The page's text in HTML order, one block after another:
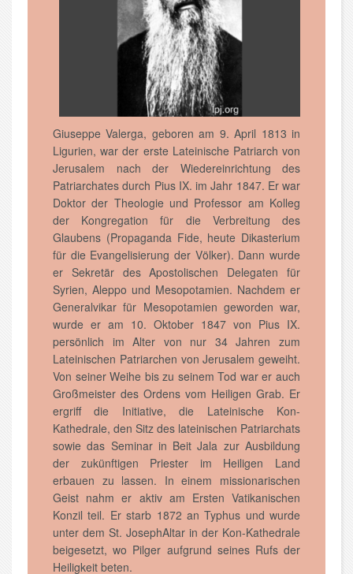
Giuseppe Valerga, geboren am 9. April 1813 in
Ligurien, war der erste Lateinische Patriarch von
Jerusalem nach der Wiedereinrichtung des
Patriarchates durch Pius IX. im Jahr 1847. Er war
Doktor der Theologie und Professor am Kolleg
der Kongregation für die Verbreitung des
Glaubens (Propaganda Fide, heute Dikasterium
für die Evangelisierung der Völker). Dann wurde
er Sekretär des Apostolischen Delegaten für
Syrien, Aleppo und Mesopotamien. Nachdem er
Generalvikar für Mesopotamien geworden war,
wurde er am 10. Oktober 1847 von Pius IX.
persönlich im Alter von nur 34 Jahren zum
Lateinischen Patriarchen von Jerusalem geweiht.
Von seiner Weihe bis zu seinem Tod war er auch
Großmeister des Ordens vom Heiligen Grab. Er
ergriff die Initiative, die Lateinische Kon-
Kathedrale, den Sitz des lateinischen Patriarchats
sowie das Seminar in Beit Jala zur Ausbildung
der zukünftigen Priester im Heiligen Land
erbauen zu lassen. In einem missionarischen
Geist nahm er aktiv am Ersten Vatikanischen
Konzil teil. Er starb 1872 an Typhus und wurde
unter dem St. JosephAltar in der Kon-Kathedrale
beigesetzt, wo Pilger aufgrund seines Rufs der
Heiligkeit beten.